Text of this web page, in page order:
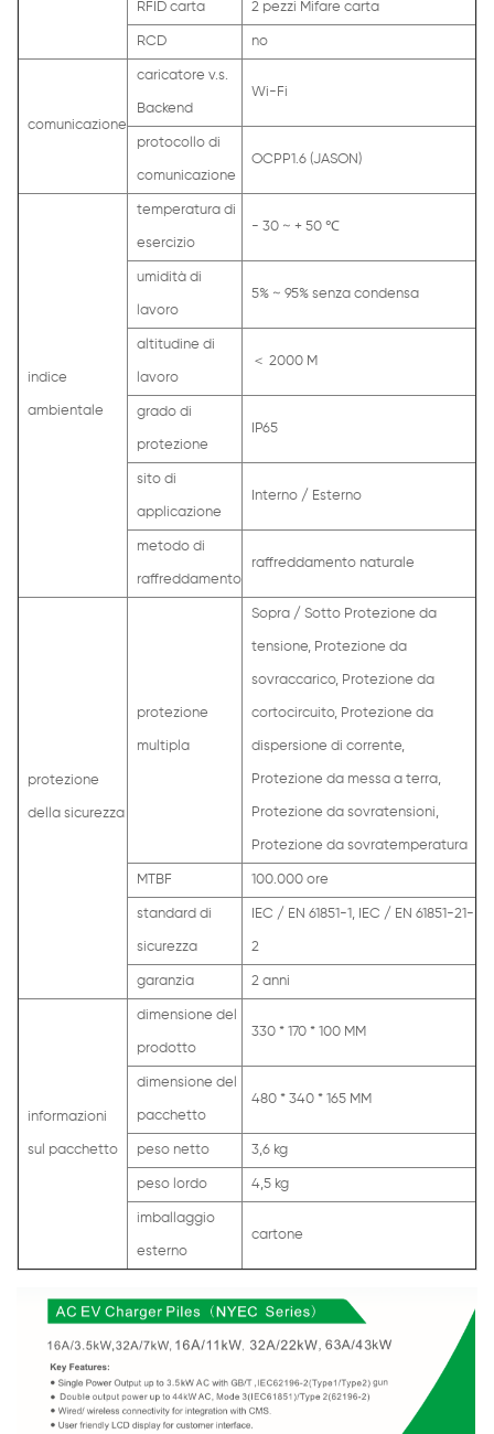
RFID carta 2 pezzi Mifare carta
RCD no
comunicazione
caricatore v.s.
Backend
Wi-Fi
protocollo di
comunicazione
OCPP1.6 (JASON)
indice
ambientale
temperatura di
esercizio
- 30 ~ + 50 ℃
umidità di
lavoro
5% ~ 95% senza condensa
altitudine di
lavoro
＜ 2000 M
grado di
protezione
IP65
sito di
applicazione
Interno / Esterno
metodo di
raffreddamento
raffreddamento naturale
protezione
della sicurezza
protezione
multipla
Sopra / Sotto Protezione da
tensione, Protezione da
sovraccarico, Protezione da
cortocircuito, Protezione da
dispersione di corrente,
Protezione da messa a terra,
Protezione da sovratensioni,
Protezione da sovratemperatura
MTBF 100.000 ore
standard di
sicurezza
IEC / EN 61851-1, IEC / EN 61851-21-
2
garanzia 2 anni
informazioni
sul pacchetto
dimensione del
prodotto
330 * 170 * 100 MM
dimensione del
pacchetto
480 * 340 * 165 MM
peso netto 3,6 kg
peso lordo 4,5 kg
imballaggio
esterno
cartone